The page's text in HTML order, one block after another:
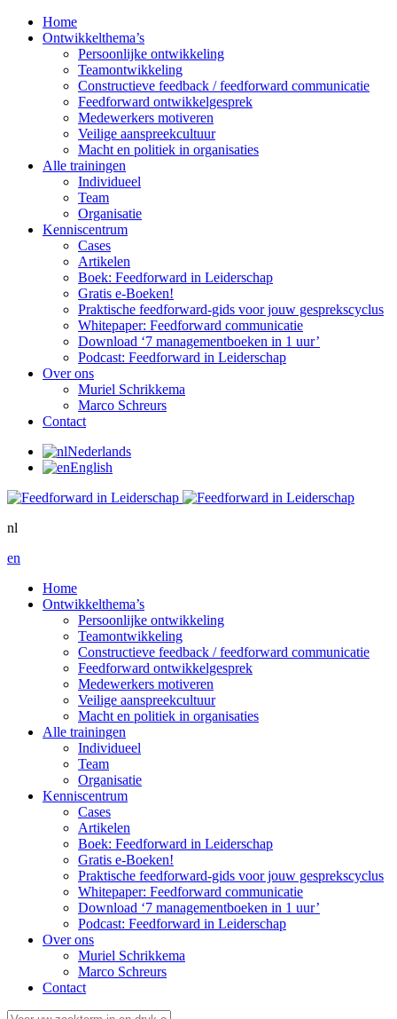
Home
Ontwikkelthema’s
Persoonlijke ontwikkeling
Teamontwikkeling
Constructieve feedback / feedforward communicatie
Feedforward ontwikkelgesprek
Medewerkers motiveren
Veilige aanspreekcultuur
Macht en politiek in organisaties
Alle trainingen
Individueel
Team
Organisatie
Kenniscentrum
Cases
Artikelen
Boek: Feedforward in Leiderschap
Gratis e-Boeken!
Praktische feedforward-gids voor jouw gesprekscyclus
Whitepaper: Feedforward communicatie
Download ‘7 managementboeken in 1 uur’
Podcast: Feedforward in Leiderschap
Over ons
Muriel Schrikkema
Marco Schreurs
Contact
Nederlands
English
nl
en
Home
Ontwikkelthema’s
Persoonlijke ontwikkeling
Teamontwikkeling
Constructieve feedback / feedforward communicatie
Feedforward ontwikkelgesprek
Medewerkers motiveren
Veilige aanspreekcultuur
Macht en politiek in organisaties
Alle trainingen
Individueel
Team
Organisatie
Kenniscentrum
Cases
Artikelen
Boek: Feedforward in Leiderschap
Gratis e-Boeken!
Praktische feedforward-gids voor jouw gesprekscyclus
Whitepaper: Feedforward communicatie
Download ‘7 managementboeken in 1 uur’
Podcast: Feedforward in Leiderschap
Over ons
Muriel Schrikkema
Marco Schreurs
Contact